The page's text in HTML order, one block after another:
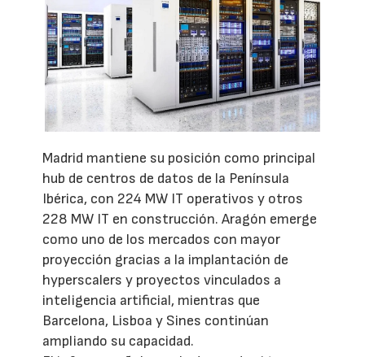
Madrid mantiene su posición como principal
hub de centros de datos de la Península
Ibérica, con 224 MW IT operativos y otros
228 MW IT en construcción. Aragón emerge
como uno de los mercados con mayor
proyección gracias a la implantación de
hyperscalers y proyectos vinculados a
inteligencia artificial, mientras que
Barcelona, Lisboa y Sines continúan
ampliando su capacidad.